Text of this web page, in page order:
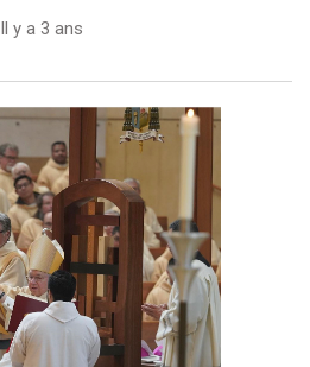
Il y a 3 ans